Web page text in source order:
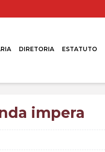
DIRETORIA ESTATUTO
impera